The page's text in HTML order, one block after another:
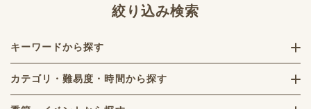
絞り込み検索
キーワードから探す
カテゴリ・難易度・時間から探す